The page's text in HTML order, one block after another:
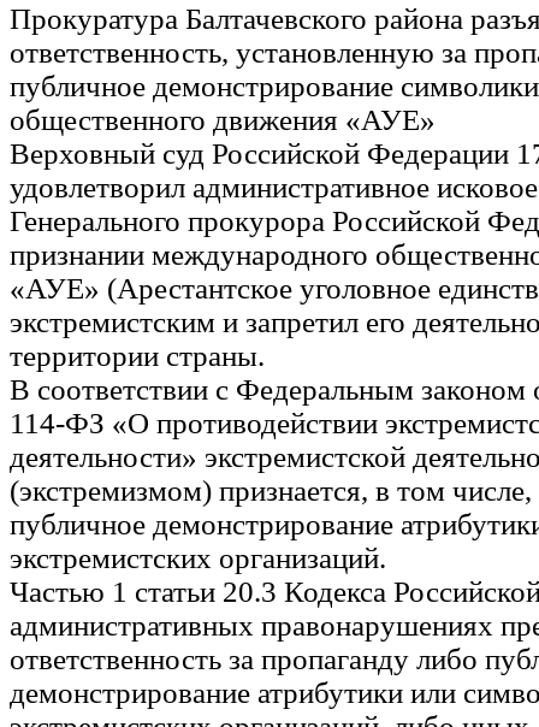
Прокуратура Балтачевского района
ответственность, установленную за
публичное демонстрирование
общественного движения «АУЕ»
Верховный суд Российской Федерации
удовлетворил административное
Генерального прокурора Российской
признании международного
«АУЕ» (Арестантское уголовное
экстремистским и запретил его
территории страны.
В соответствии с Федеральным
114-ФЗ «О противодействии
деятельности» экстремистской
(экстремизмом) признается, в том
публичное демонстрирование
экстремистских организаций.
Частью 1 статьи 20.3 Кодекса
административных правонарушениях
ответственность за пропаганду либо
демонстрирование атрибутики или